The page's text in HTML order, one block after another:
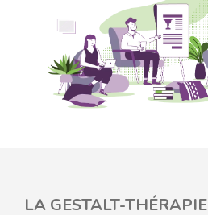
LA GESTALT-THÉRAPIE